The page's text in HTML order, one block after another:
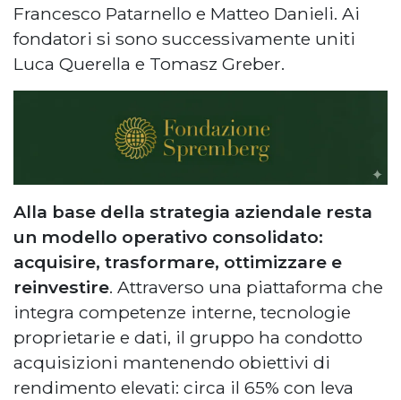
Francesco Patarnello e Matteo Danieli. Ai
fondatori si sono successivamente uniti
Luca Querella e Tomasz Greber.
Alla base della strategia aziendale resta
un modello operativo consolidato:
acquisire, trasformare, ottimizzare e
reinvestire. Attraverso una piattaforma che
integra competenze interne, tecnologie
proprietarie e dati, il gruppo ha condotto
acquisizioni mantenendo obiettivi di
rendimento elevati: circa il 65% con leva